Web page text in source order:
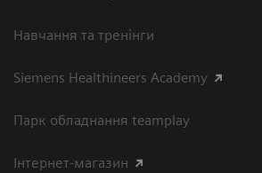
Навчання та тренінги
Siemens Healthineers Academy
Парк обладнання teamplay
Інтернет-магазин